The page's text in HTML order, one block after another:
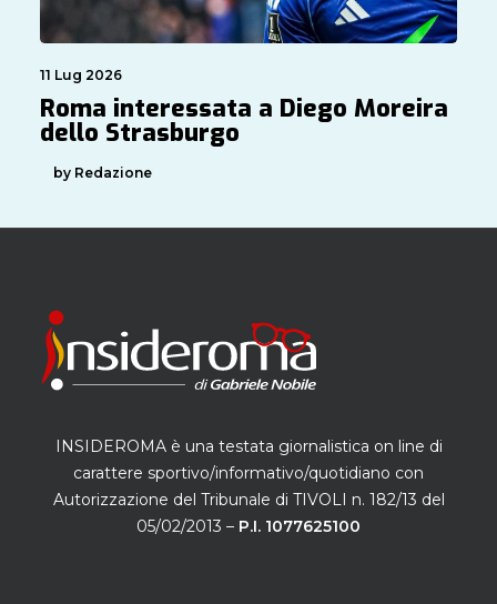
11 Lug 2026
Roma interessata a Diego Moreira
dello Strasburgo
by Redazione
INSIDEROMA è una testata giornalistica on line di
carattere sportivo/informativo/quotidiano con
Autorizzazione del Tribunale di TIVOLI n. 182/13 del
05/02/2013 – P.I. 1077625100